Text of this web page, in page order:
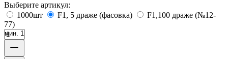
Выберите артикул:
1000шт
F1, 5 драже (фасовка)
F1,100 драже (№12-
77)
мин. 1